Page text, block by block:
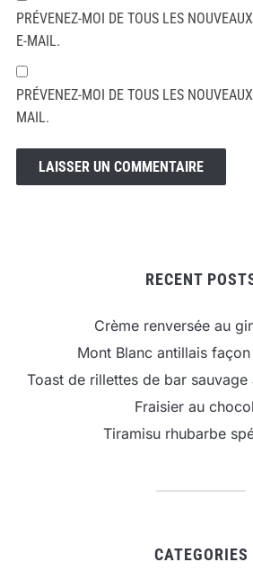
PRÉVENEZ-MOI DE TOUS LES
E-MAIL.
PRÉVENEZ-MOI DE TOUS LES
MAIL.
RECENT
Crème renversée au
Mont Blanc antillais
Toast de rillettes de bar
Fraisier au
Tiramisu rhubarbe
CATEGORIES